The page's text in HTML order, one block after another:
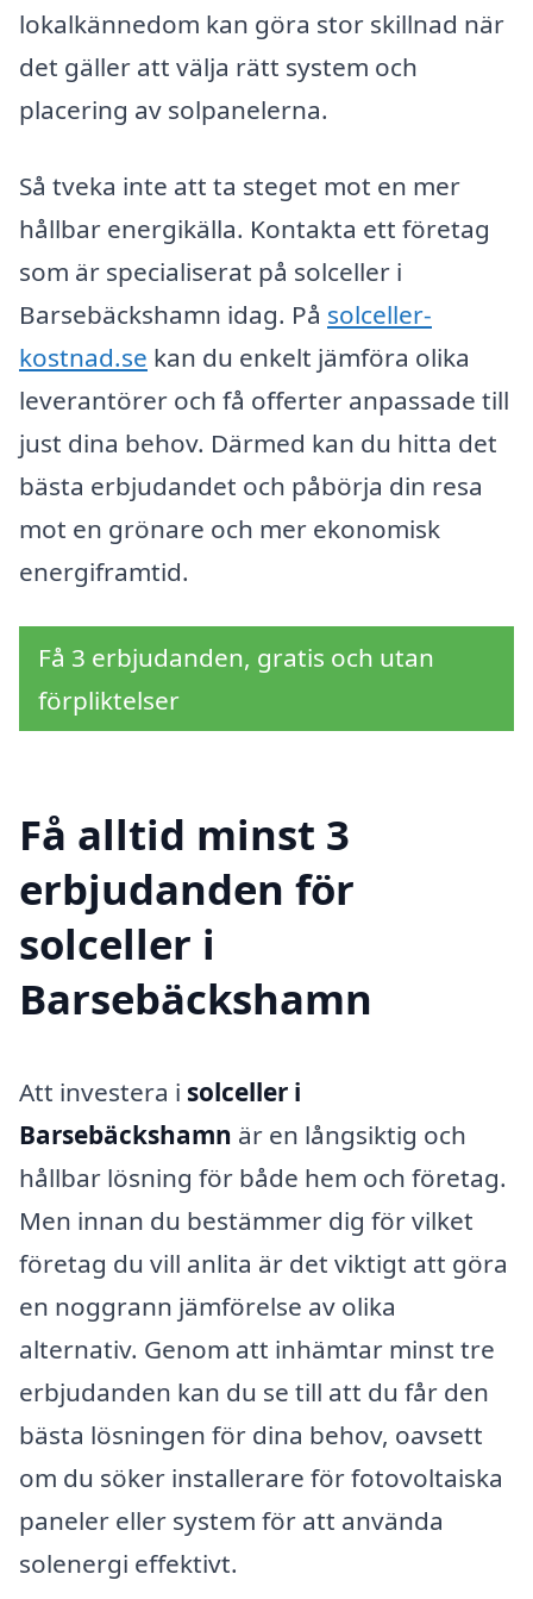
lokalkännedom kan göra stor skillnad när
det gäller att välja rätt system och
placering av solpanelerna.
Så tveka inte att ta steget mot en mer
hållbar energikälla. Kontakta ett företag
som är specialiserat på solceller i
Barsebäckshamn idag. På solceller-
kostnad.se kan du enkelt jämföra olika
leverantörer och få offerter anpassade till
just dina behov. Därmed kan du hitta det
bästa erbjudandet och påbörja din resa
mot en grönare och mer ekonomisk
energiframtid.
Få 3 erbjudanden, gratis och utan
förpliktelser
Få alltid minst 3
erbjudanden för
solceller i
Barsebäckshamn
Att investera i solceller i
Barsebäckshamn är en långsiktig och
hållbar lösning för både hem och företag.
Men innan du bestämmer dig för vilket
företag du vill anlita är det viktigt att göra
en noggrann jämförelse av olika
alternativ. Genom att inhämtar minst tre
erbjudanden kan du se till att du får den
bästa lösningen för dina behov, oavsett
om du söker installerare för fotovoltaiska
paneler eller system för att använda
solenergi effektivt.